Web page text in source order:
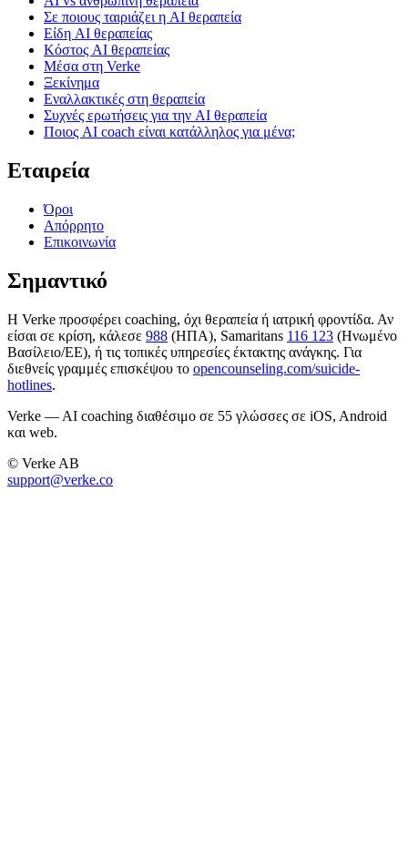
Σε ποιους ταιριάζει η AI θεραπεία
Είδη AI θεραπείας
Κόστος AI θεραπείας
Μέσα στη Verke
Ξεκίνημα
Εναλλακτικές στη θεραπεία
Συχνές ερωτήσεις για την AI θεραπεία
Ποιος AI coach είναι κατάλληλος για μένα;
Εταιρεία
Όροι
Απόρρητο
Επικοινωνία
Σημαντικό
Η Verke προσφέρει coaching, όχι θεραπεία ή ιατρική φροντίδα. Αν
είσαι σε κρίση, κάλεσε 988 (ΗΠΑ), Samaritans 116 123 (Ηνωμένο
Βασίλειο/ΕΕ), ή τις τοπικές υπηρεσίες έκτακτης ανάγκης. Για
διεθνείς γραμμές επισκέψου το opencounseling.com/suicide-
hotlines.
Verke — AI coaching διαθέσιμο σε 55 γλώσσες σε iOS, Android
και web.
© Verke AB
support@verke.co